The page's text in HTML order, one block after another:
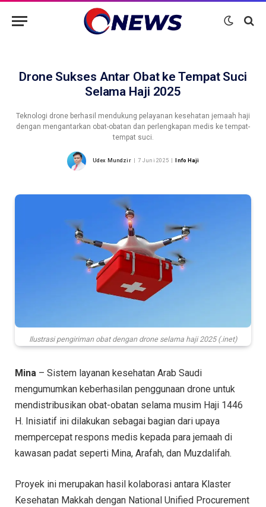
Drone Sukses Antar Obat ke Tempat Suci
Selama Haji 2025
Teknologi drone berhasil mendukung pelayanan kesehatan jemaah haji
dengan mengantarkan obat-obatan dan perlengkapan medis ke tempat-
tempat suci.
Udex Mundzir 7 Juni 2025 Info Haji
Ilustrasi pengiriman obat dengan drone selama haji 2025 (.inet)
Mina – Sistem layanan kesehatan Arab Saudi
mengumumkan keberhasilan penggunaan drone untuk
mendistribusikan obat-obatan selama musim Haji 1446
H. Inisiatif ini dilakukan sebagai bagian dari upaya
mempercepat respons medis kepada para jemaah di
kawasan padat seperti Mina, Arafah, dan Muzdalifah.
Proyek ini merupakan hasil kolaborasi antara Klaster
Kesehatan Makkah dengan National Unified Procurement